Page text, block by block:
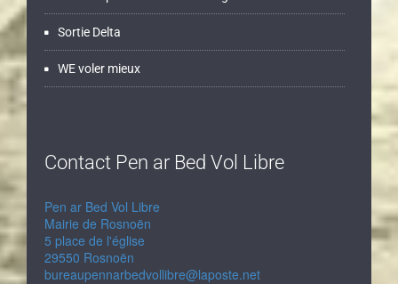
Sortie Delta
WE voler mieux
Contact Pen ar Bed Vol Libre
Pen ar Bed Vol Libre
Mairie de Rosnoën
5 place de l'église
29550 Rosnoën
bureaupennarbedvollibre@laposte.net